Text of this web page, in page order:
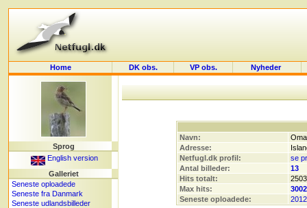
Home DK obs. VP obs. Nyheder
Sprog
English version
Galleriet
Seneste oploadede
Seneste fra Danmark
Seneste udlandsbilleder
Navn:
Adresse:
Netfugl.dk profil:
se
Antal billeder:
13
Hits totalt:
Max hits:
3002
Seneste oploadede: